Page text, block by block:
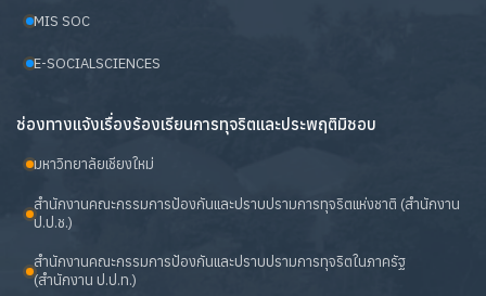
MIS SOC
E-SOCIALSCIENCES
ช่องทางแจ้งเรื่องร้องเรียนการทุจริตและประพฤติมิชอบ
มหาวิทยาลัยเชียงใหม่
สำนักงานคณะกรรมการป้องกันและปราบปรามการทุจริตแห่งชาติ (สำนักงาน
ป.ป.ช.)
สำนักงานคณะกรรมการป้องกันและปราบปรามการทุจริตในภาครัฐ
(สำนักงาน ป.ป.ท.)